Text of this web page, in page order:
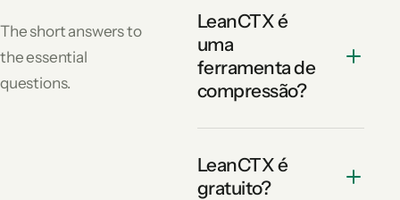
The short answers to
the essential
questions.
LeanCTX é
uma
ferramenta de
compressão?
LeanCTX é
gratuito?